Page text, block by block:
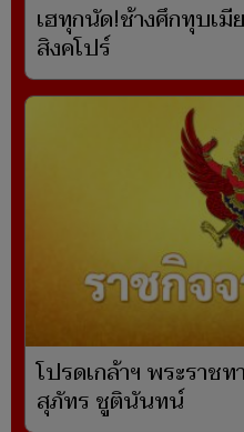
เฮทุกนัด!ช้างศึกทุบเ
สิงคโปร์
โปรดเกล้าฯ พระราช
สุภัทร ชูตินันทน์